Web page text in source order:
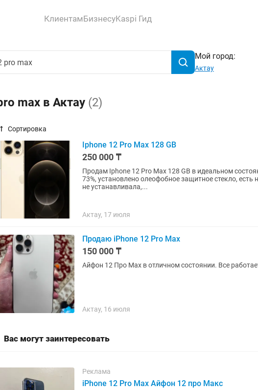
КлиентамБизнесуKaspi Гид
Мой город:
Актау
max в Актау (2)
Сортировка
Iphone 12 Pro Max 128 GB
250 000 ₸
Продам Iphone 12 Pro Max 128 GB в идеальном
73%, установлено олеофобное защитное стекло,
не устанавливала,...
Актау, 17 июля
Продаю iPhone 12 Pro Max
150 000 ₸
Актау, 16 июля
Вас могут заинтересовать
Реклама
iPhone 12 Pro Max Айфон 12 про Макс